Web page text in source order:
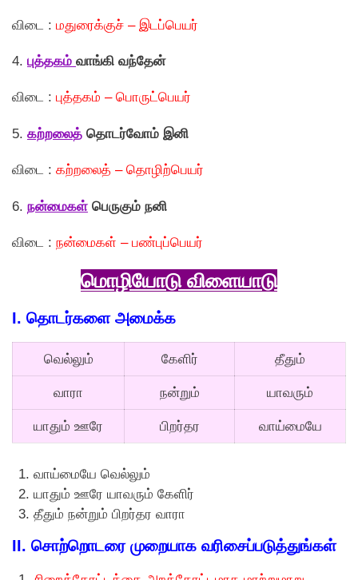
விடை : மதுரைக்குச் – இடப்பெயர்
4. புத்தகம் வாங்கி வந்தேன்
விடை : புத்தகம் – பொருட்பெயர்
5. கற்றலைத் தாெடர்வாேம் இனி
விடை : கற்றலைத் – தொழிற்பெயர்
6. நன்மைகள் பெருகும் நனி
விடை : நன்மைகள் – பண்புப்பெயர்
மொழியோடு விளையாடு
I. தொடர்களை அமைக்க
வெல்லும் கேளிர் தீதும்
வாரா நன்றும் யாவரும்
யாதும் ஊரே பிறர்தர வாய்மையே
வாய்மையே வெல்லும்
யாதும் ஊரே யாவரும் கேளிர்
தீதும் நன்றும் பிறர்தர வாரா
II. சொற்றொடரை முறையாக வரிசைப்படுத்துங்கள்